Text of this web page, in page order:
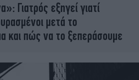
Γιατρός εξηγεί γιατί
μετά το
και πώς να το ξεπεράσουμε